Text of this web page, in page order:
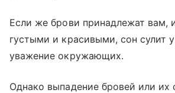
Если же брови принадлежат вам,
густыми и красивыми, сон сулит
уважение окружающих.
Однако выпадение бровей или их